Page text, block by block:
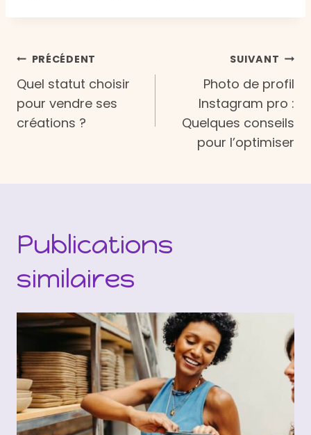
Navigation
de
l’article
PRÉCÉDENT
Quel statut choisir
pour vendre ses
créations ?
SUIVANT
Photo de profil
Instagram pro :
Quelques conseils
pour l’optimiser
Publications
similaires